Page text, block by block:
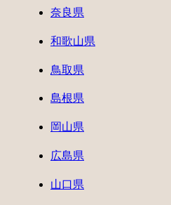
奈良県
和歌山県
鳥取県
島根県
岡山県
広島県
山口県